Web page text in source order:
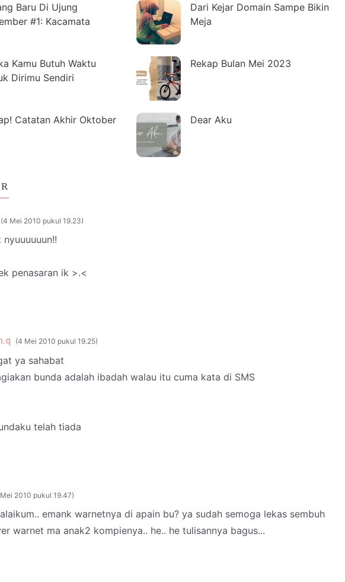
Baru Di Ujung
#1: Kacamata
Dari Kejar Domain Sampe Bikin
Meja
Kamu Butuh Waktu
Dirimu Sendiri
Rekap Bulan Mei 2023
Catatan Akhir Oktober Dear Aku
4 Mei 2010 pukul 19.23
nyuuuuuun!!
penasaran ik >.<
4 Mei 2010 pukul 19.25
ya sahabat
bunda adalah ibadah walau itu cuma kata di SMS
telah tiada
2010 pukul 19.47
emank warnetnya di apain bu? ya sudah semoga lekas sembuh
warnet ma anak2 kompienya.. he.. he tulisannya bagus...